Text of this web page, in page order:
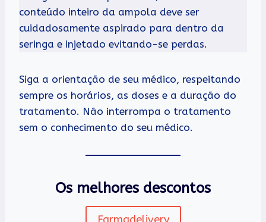
conteúdo inteiro da ampola deve ser
cuidadosamente aspirado para dentro da
seringa e injetado evitando-se perdas.
Siga a orientação de seu médico, respeitando
sempre os horários, as doses e a duração do
tratamento. Não interrompa o tratamento
sem o conhecimento do seu médico.
Os melhores descontos